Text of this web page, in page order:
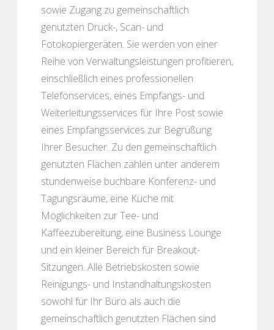
sowie Zugang zu gemeinschaftlich
genutzten Druck-, Scan- und
Fotokopiergeräten. Sie werden von einer
Reihe von Verwaltungsleistungen profitieren,
einschließlich eines professionellen
Telefonservices, eines Empfangs- und
Weiterleitungsservices für Ihre Post sowie
eines Empfangsservices zur Begrüßung
Ihrer Besucher. Zu den gemeinschaftlich
genutzten Flächen zählen unter anderem
stundenweise buchbare Konferenz- und
Tagungsräume, eine Küche mit
Möglichkeiten zur Tee- und
Kaffeezubereitung, eine Business Lounge
und ein kleiner Bereich für Breakout-
Sitzungen. Alle Betriebskosten sowie
Reinigungs- und Instandhaltungskosten
sowohl für Ihr Büro als auch die
gemeinschaftlich genutzten Flächen sind